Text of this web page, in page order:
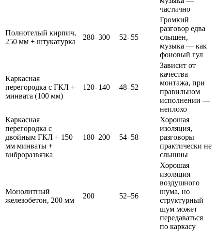
частично
Полнотелый кирпич,
250 мм + штукатурка
280–300 52–55
Громкий
разговор едва
слышен,
музыка — как
фоновый гул
Каркасная
перегородка с ГКЛ +
минвата (100 мм)
120–140 48–52
Зависит от
качества
монтажа, при
правильном
исполнении —
неплохо
Каркасная
перегородка с
двойным ГКЛ + 150
мм минваты +
виброразвязка
180–200 54–58
Хорошая
изоляция,
разговоры
практически не
слышны
Монолитный
железобетон, 200 мм
200 52–56
Хорошая
изоляция
воздушного
шума, но
структурный
шум может
передаваться
по каркасу